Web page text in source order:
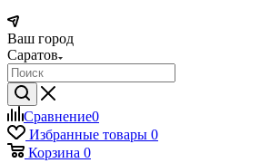
Ваш город
Саратов
Сравнение0
Избранные товары 0
Корзина 0